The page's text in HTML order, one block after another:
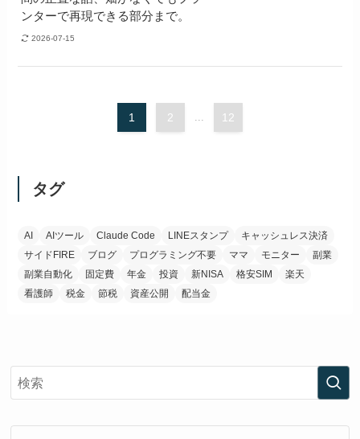
ンターで再現できる部分まで。
2026-07-15
1 2 ... 12
タグ
AI AIツール Claude Code LINEスタンプ
キャッシュレス決済
サイドFIRE
ブログ プログラミング不要 ママ モニター
副業
副業自動化
固定費 年金 投資 新NISA 格安SIM
楽天
看護師
税金 節税 資産公開 配当金